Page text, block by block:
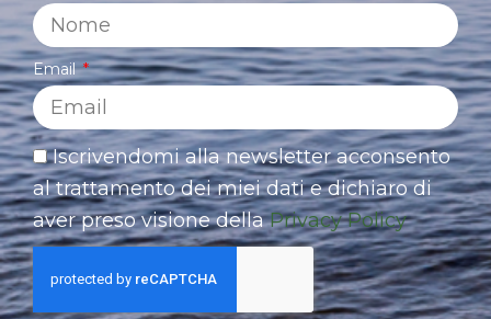
Email
Iscrivendomi alla newsletter acconsento
al trattamento dei miei dati e dichiaro di
aver preso visione dellaPrivacy Policy